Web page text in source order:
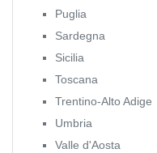
Puglia
Sardegna
Sicilia
Toscana
Trentino-Alto Adige
Umbria
Valle d'Aosta